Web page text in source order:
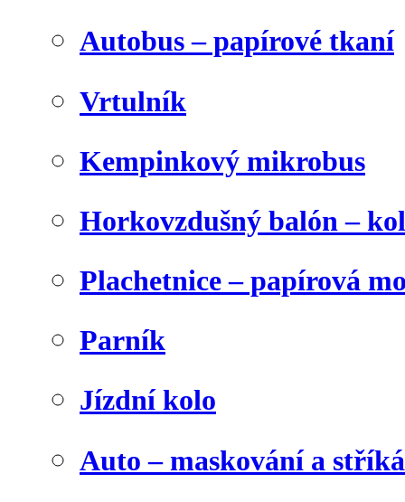
Autobus – papírové tkaní
Vrtulník
Kempinkový mikrobus
Horkovzdušný balón –
Plachetnice – papírová
Parník
Jízdní kolo
Auto – maskování a